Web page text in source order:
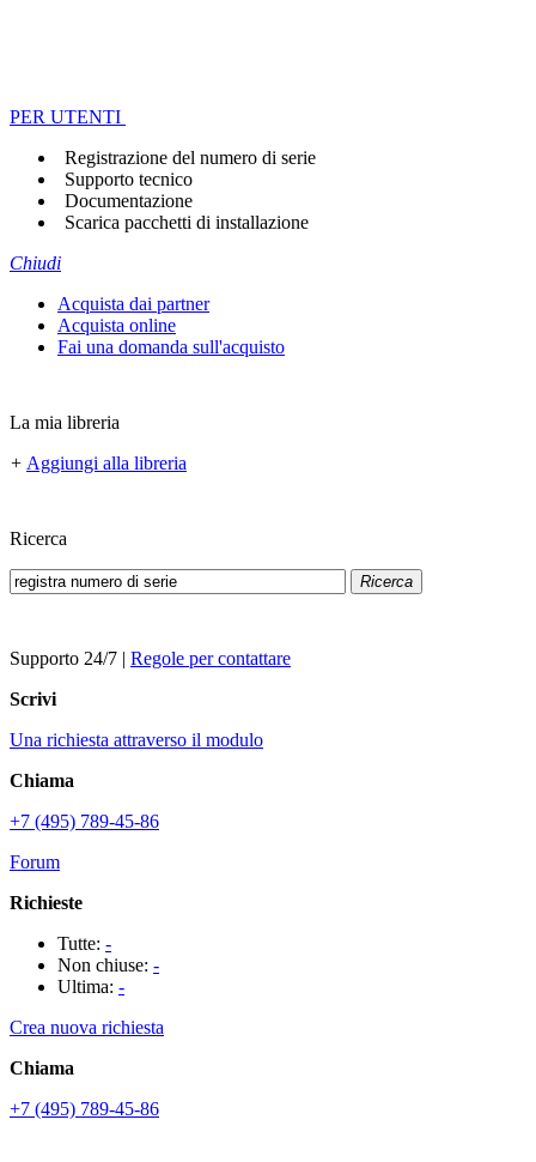
PER UTENTI
Registrazione del numero di serie
Supporto tecnico
Documentazione
Scarica pacchetti di installazione
Chiudi
Acquista dai partner
Acquista online
Fai una domanda sull'acquisto
La mia libreria
+ Aggiungi alla libreria
Ricerca
Ricerca
Supporto 24/7 | Regole per contattare
Scrivi
Una richiesta attraverso il modulo
Chiama
+7 (495) 789-45-86
Forum
Richieste
Tutte: -
Non chiuse: -
Ultima: -
Crea nuova richiesta
Chiama
+7 (495) 789-45-86